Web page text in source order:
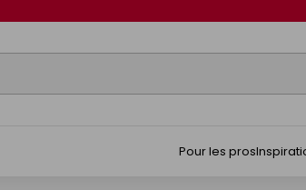
Pour les pros